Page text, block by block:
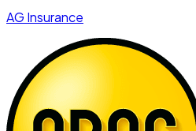
AG Insurance